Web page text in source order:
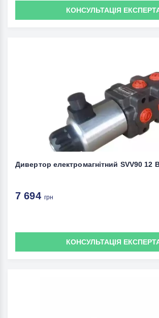
КОНСУЛЬТАЦІЯ
Дивертор електромагнітний SVV90 12
7 694 грн
КОНСУЛЬТАЦІЯ